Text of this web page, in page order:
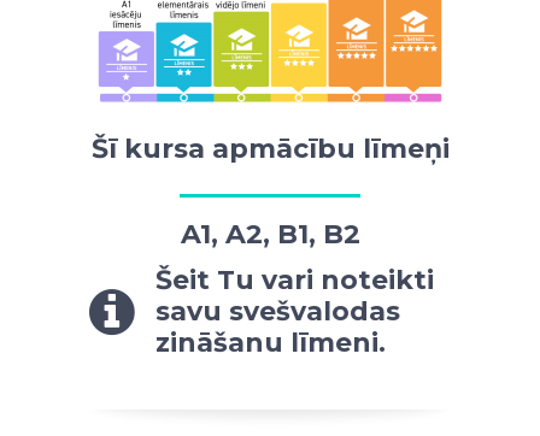
Šī kursa apmācību līmeņi
A1, A2, B1, B2
Šeit Tu vari noteikti
savu svešvalodas
zināšanu līmeni.